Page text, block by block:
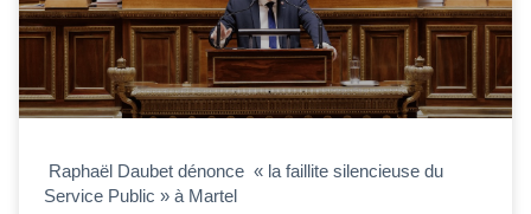
Raphaël Daubet dénonce « la faillite silencieuse du
Service Public » à Martel